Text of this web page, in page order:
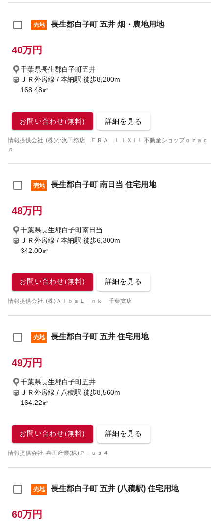
売地 長生郡白子町 五井 畑・農地用地
40万円
千葉県長生郡白子町五井
ＪＲ外房線 / 本納駅 徒歩8,200m
168.48㎡
お問い合わせ(無料) 詳細を見る
情報提供会社: (株)小沢工務店 ＥＲＡ ＬＩＸＩＬ不動産ショップｏｚａｃ
ｏ
売地 長生郡白子町 南日当 住宅用地
48万円
千葉県長生郡白子町南日当
ＪＲ外房線 / 本納駅 徒歩6,300m
342.00㎡
お問い合わせ(無料) 詳細を見る
情報提供会社: (株)ＡｌｂａＬｉｎｋ 千葉支店
売地 長生郡白子町 五井 住宅用地
49万円
千葉県長生郡白子町五井
ＪＲ外房線 / 八積駅 徒歩8,560m
164.22㎡
お問い合わせ(無料) 詳細を見る
情報提供会社: 喜正産業(株)Ｐｌｕｓ４
売地 長生郡白子町 五井 (八積駅) 住宅用地
60万円